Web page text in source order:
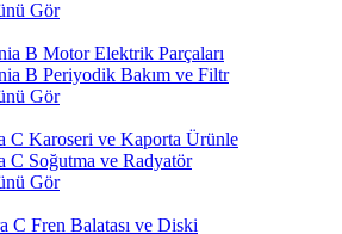
Gör
B Motor Elektrik Parçaları
B Periyodik Bakım ve Filtr
Gör
C Karoseri ve Kaporta Ürünle
C Soğutma ve Radyatör
Gör
C Fren Balatası ve Diski